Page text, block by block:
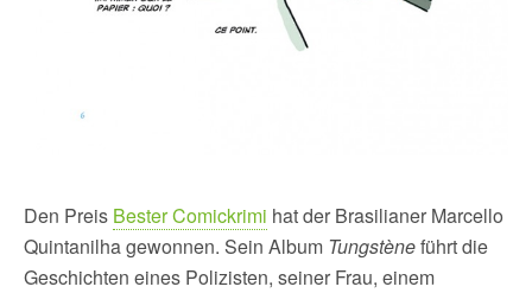
Den Preis Bester Comickrimi hat der Brasilianer Marcello
Quintanilha gewonnen. Sein Album Tungstèneführt die
Geschichten eines Polizisten, seiner Frau, einem